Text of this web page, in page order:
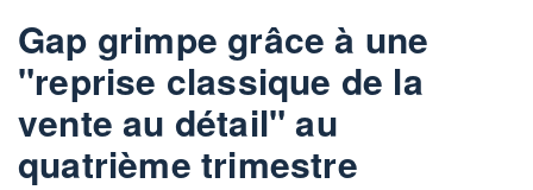
Gap grimpe grâce à une
"reprise classique de la
vente au détail" au
quatrième trimestre